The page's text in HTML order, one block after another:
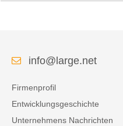
info@large.net
Firmenprofil
Entwicklungsgeschichte
Unternehmens Nachrichten